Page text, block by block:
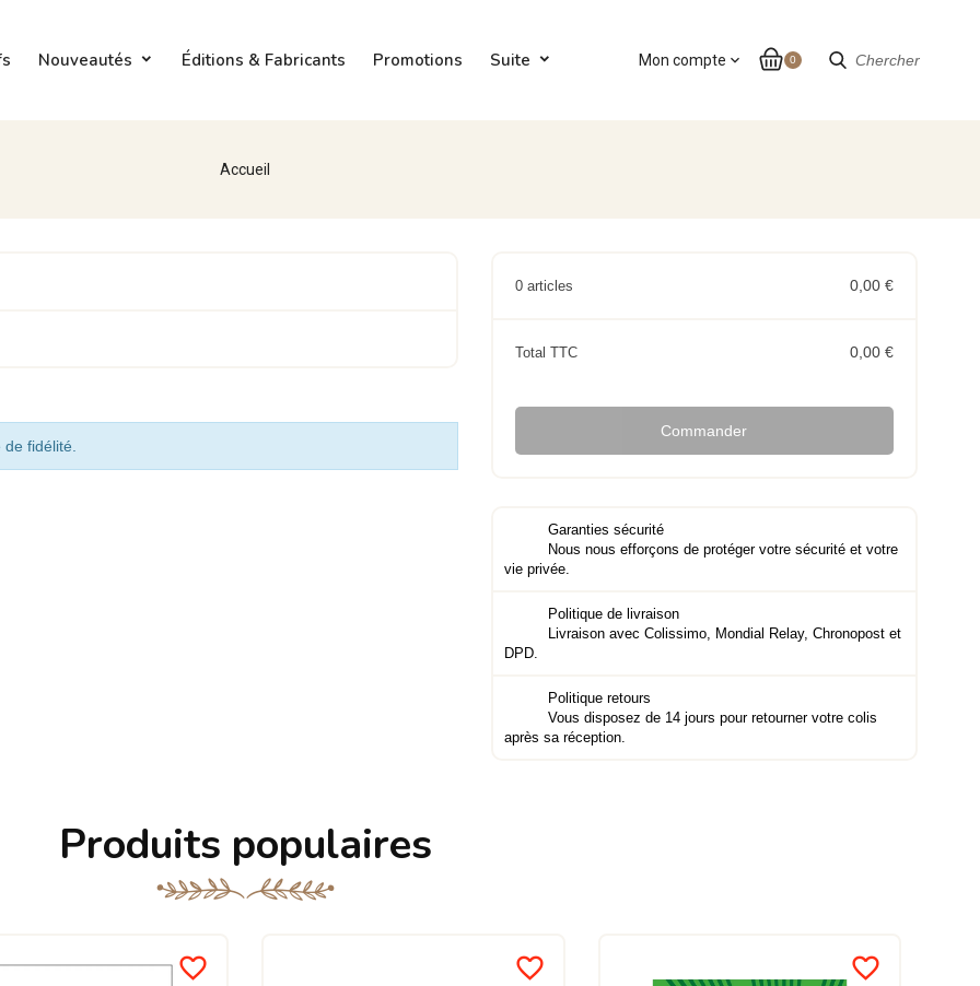
Chercher
Nouveautés Éditions & Fabricants Promotions Suite 0
Mon compte expand_more
Accueil
fidélité.
0 articles 0,00 €
Total TTC 0,00 €
Commander
Garanties sécurité
Nous nous efforçons de protéger votre sécurité et votre
vie privée.
Politique de livraison
Livraison avec Colissimo, Mondial Relay, Chronopost et
DPD.
Politique retours
Vous disposez de 14 jours pour retourner votre colis
après sa réception.
Produits populaires
favorite_border favorite_border favorite_border